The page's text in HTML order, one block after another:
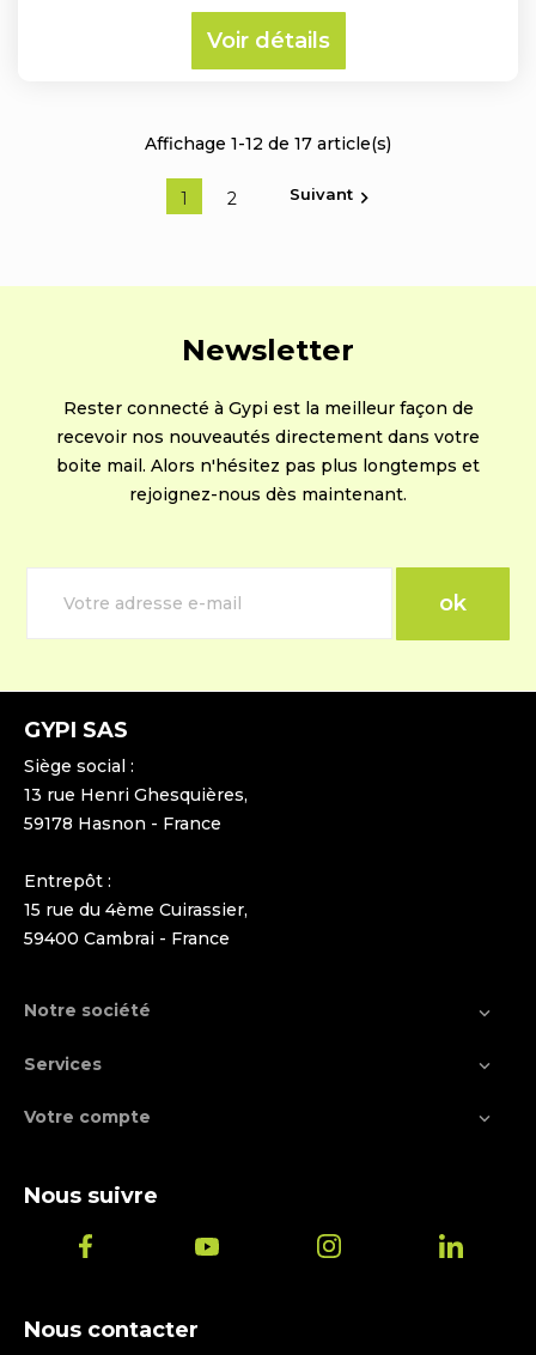
Voir détails
Affichage 1-12 de 17 article(s)
1 2 Suivant 
Newsletter
Rester connecté à Gypi est la meilleur façon de
recevoir nos nouveautés directement dans votre
boite mail. Alors n'hésitez pas plus longtemps et
rejoignez-nous dès maintenant.
GYPI SAS
Siège social :
13 rue Henri Ghesquières,
59178 Hasnon - France
Entrepôt :
15 rue du 4ème Cuirassier,
59400 Cambrai - France
Notre société 
Services 
Votre compte 
Nous suivre
Nous contacter